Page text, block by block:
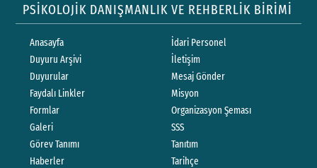
PSİKOLOJİK DANIŞMANLIK VE REHBERLİK BİRİMİ
Anasayfa
Duyuru Arşivi
Duyurular
Faydalı Linkler
Formlar
Galeri
Görev Tanımı
Haberler
İdari Personel
İletişim
Mesaj Gönder
Misyon
Organizasyon Şeması
SSS
Tanıtım
Tarihçe